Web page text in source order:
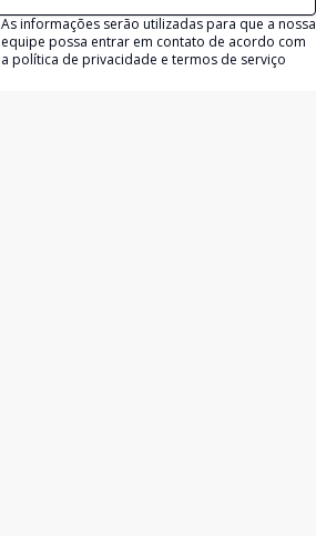
As informações serão utilizadas para que a nossa
equipe possa entrar em contato de acordo com
a política de privacidade e termos de serviço